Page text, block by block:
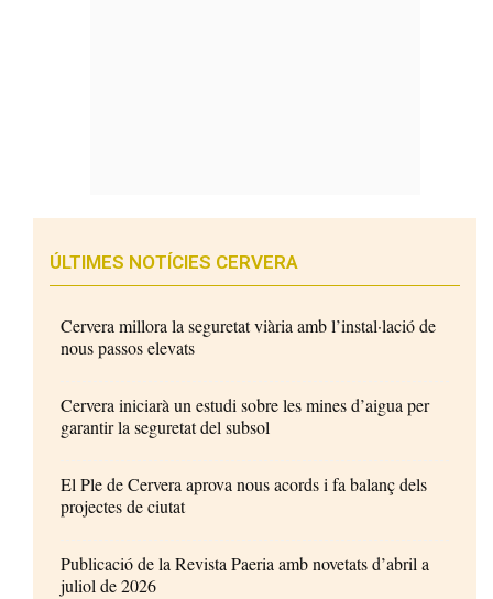
ÚLTIMES NOTÍCIES CERVERA
Cervera millora la seguretat viària amb l’instal·lació de
nous passos elevats
Cervera iniciarà un estudi sobre les mines d’aigua per
garantir la seguretat del subsol
El Ple de Cervera aprova nous acords i fa balanç dels
projectes de ciutat
Publicació de la Revista Paeria amb novetats d’abril a
juliol de 2026